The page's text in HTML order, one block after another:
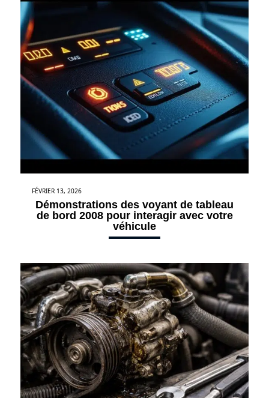
FÉVRIER 13, 2026
Démonstrations des voyant de tableau
de bord 2008 pour interagir avec votre
véhicule